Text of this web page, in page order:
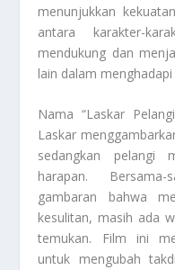
menunjukkan
antara karakter-
mendukung dan
lain dalam
Nama “Laskar
Laskar
sedangkan pelangi
harapan.
gambaran bahwa
kesulitan, masih ada
temukan. Film ini
untuk mengubah